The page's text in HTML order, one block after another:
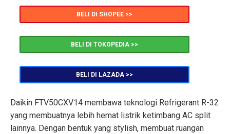
BELI DI SHOPEE >>
BELI DI TOKOPEDIA >>
BELI DI LAZADA >>
Daikin FTV50CXV14 membawa teknologi Refrigerant R-32
yang membuatnya lebih hemat listrik ketimbang AC split
lainnya. Dengan bentuk yang stylish, membuat ruangan